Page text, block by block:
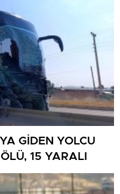
GİDEN YOLCU
15 YARALI